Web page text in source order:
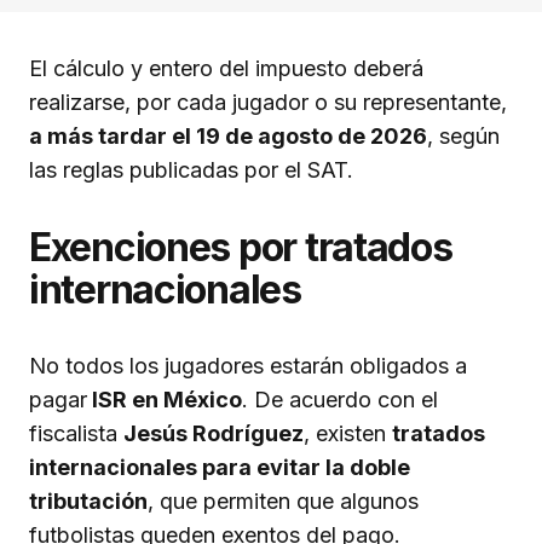
El cálculo y entero del impuesto deberá
realizarse, por cada jugador o su representante,
a más tardar el 19 de agosto de 2026, según
las reglas publicadas por el SAT.
Exenciones por tratados
internacionales
No todos los jugadores estarán obligados a
pagar ISR en México. De acuerdo con el
fiscalista Jesús Rodríguez, existen tratados
internacionales para evitar la doble
tributación, que permiten que algunos
futbolistas queden exentos del pago.